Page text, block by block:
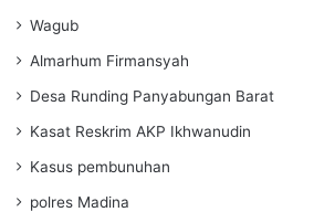
Wagub
Almarhum Firmansyah
Desa Runding Panyabungan Barat
Kasat Reskrim AKP Ikhwanudin
Kasus pembunuhan
polres Madina